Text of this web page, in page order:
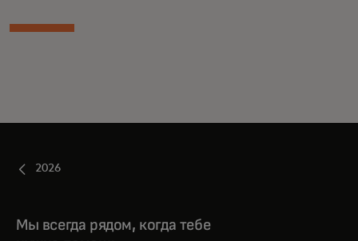
2026
Мы всегда рядом, когда тебе